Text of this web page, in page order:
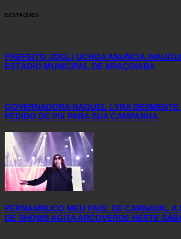
DESTAQUES
PREFEITO JOGLI UCHOA ANUNCIA
ESTÁDIO MUNICIPAL DE ARAÇOIABA
GOVERNADORA RAQUEL LYRA
PEDIDO DE PIX PARA SUA CAMPANHA
PERNAMBUCO MEU PAÍS: DE CARNAVAL A
DE SHOWS AGITA ARCOVERDE NESTE